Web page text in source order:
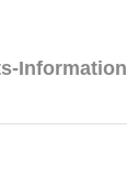
Information